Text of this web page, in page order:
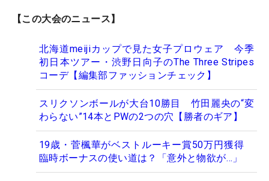
【この大会のニュース】
北海道meijiカップで見た女子プロウェア 今季
初日本ツアー・渋野日向子のThe Three Stripes
コーデ【編集部ファッションチェック】
スリクソンボールが大台10勝目 竹田麗央の“変
わらない”14本とPWの2つの穴【勝者のギア】
19歳・菅楓華がベストルーキー賞50万円獲得
臨時ボーナスの使い道は？「意外と物欲が…」